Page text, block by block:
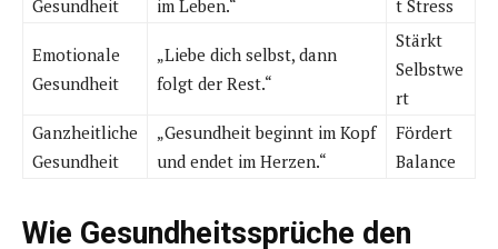
Gesundheit
im Leben.“
t Stress
Emotionale
Gesundheit
„Liebe dich selbst, dann
folgt der Rest.“
Stärkt
Selbstwe
rt
Ganzheitliche
Gesundheit
„Gesundheit beginnt im Kopf
und endet im Herzen.“
Fördert
Balance
Wie Gesundheitssprüche den